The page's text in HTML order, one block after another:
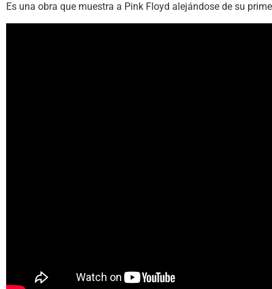
Es una obra que muestra a Pink Floyd alejándose de su